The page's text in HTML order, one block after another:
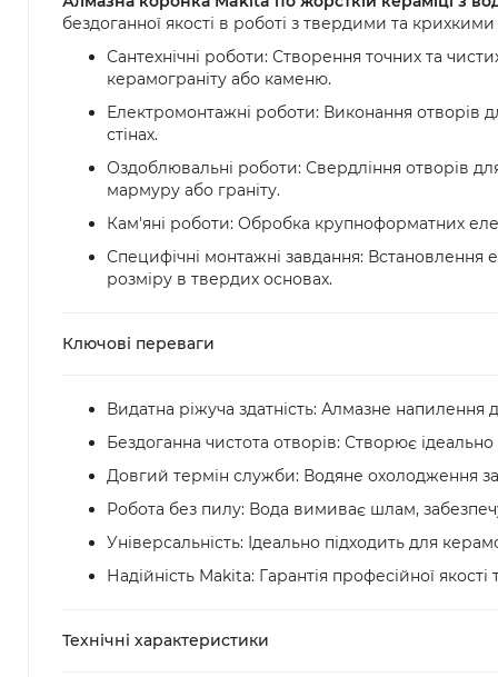
бездоганної якості в роботі з твердими та
Сантехнічні роботи: Створення точних та
керамограніту або каменю.
Електромонтажні роботи: Виконання отворів
стінах.
Оздоблювальні роботи: Свердління отворів
мармуру або граніту.
Кам'яні роботи: Обробка крупноформатних
Специфічні монтажні завдання: Встановлення
розміру в твердих основах.
Ключові переваги
Видатна ріжуча здатність: Алмазне
Бездоганна чистота отворів: Створює
Довгий термін служби: Водяне охолодження
Робота без пилу: Вода вимиває шлам,
Універсальність: Ідеально підходить для
Надійність Makita: Гарантія професійної якості
Технічні характеристики